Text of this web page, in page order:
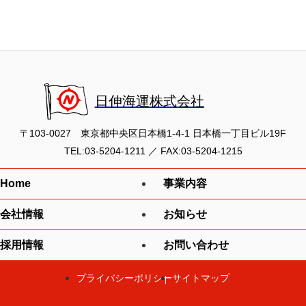
日伸海運株式会社
〒103-0027 東京都中央区日本橋1-4-1 日本橋一丁目ビル19F
TEL:03-5204-1211 ／ FAX:03-5204-1215
Home 事業内容
会社情報 お知らせ
採用情報 お問い合わせ
プライバシーポリシーサイトマップ